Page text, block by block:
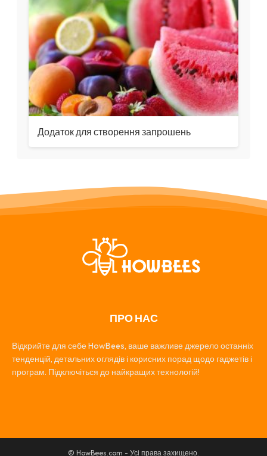
Додаток для створення запрошень
ПРО НАС
Відкрийте для себе HowBees, ваше важливе джерело останніх
тенденцій, детальних оглядів і корисних порад щодо гаджетів і
програм. Підключіться до найкращих технологій!
© HowBees.com - Усі права захищено.